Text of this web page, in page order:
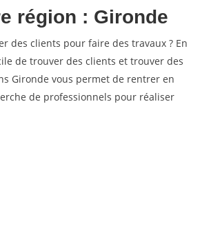
région : Gironde
des clients pour faire des travaux ? En
de trouver des clients et trouver des
Gironde vous permet de rentrer en
de professionnels pour réaliser